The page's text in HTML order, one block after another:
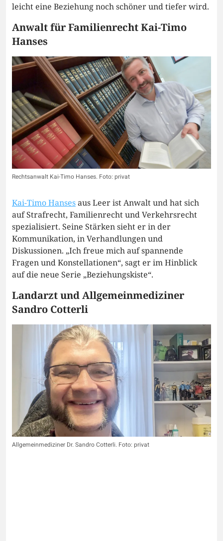
leicht eine Beziehung noch schöner und tiefer wird.
Anwalt für Familienrecht Kai-Timo
Hanses
Rechtsanwalt Kai-Timo Hanses. Foto: privat
Kai-Timo Hansesaus Leer ist Anwalt und hat sich
auf Strafrecht, Familienrecht und Verkehrsrecht
spezialisiert. Seine Stärken sieht er in der
Kommunikation, in Verhandlungen und
Diskussionen. „Ich freue mich auf spannende
Fragen und Konstellationen“, sagt er im Hinblick
auf die neue Serie „Beziehungskiste“.
Landarzt und Allgemeinmediziner
Sandro Cotterli
Allgemeinmediziner Dr. Sandro Cotterli. Foto: privat